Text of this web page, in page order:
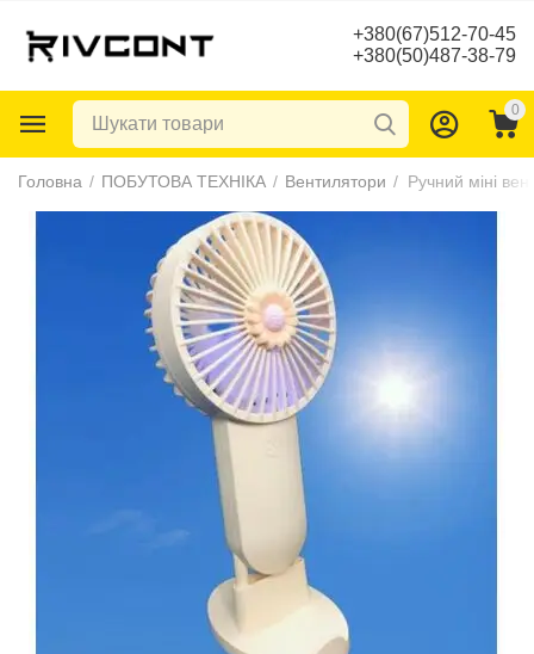
+380(67)512-70-45
+380(50)487-38-79
0
Головна / ПОБУТОВА ТЕХНІКА / Вентилятори / Ручний міні